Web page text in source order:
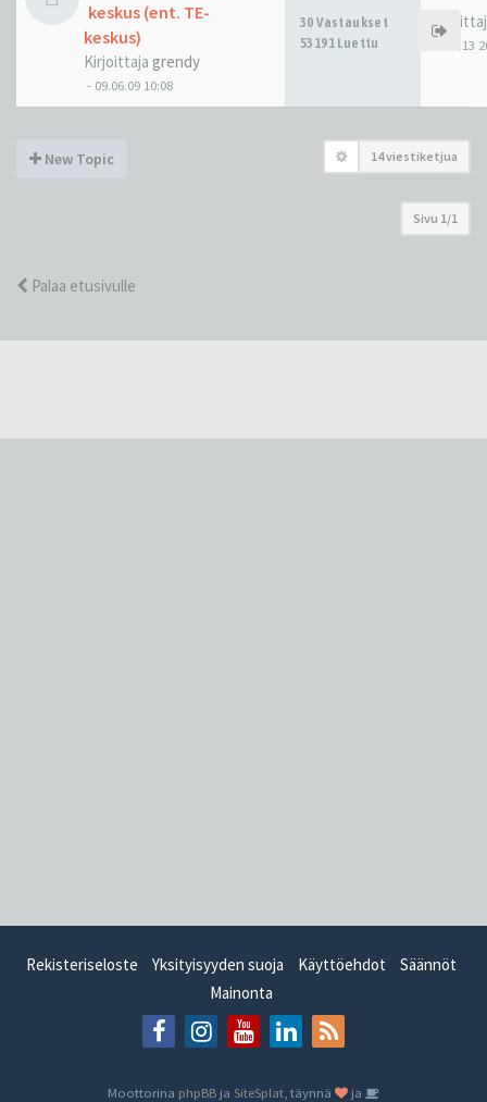
keskus (ent. TE-
keskus)
Kirjoittaja grendy
- 09.06.09 10:08
30 Vastaukset
53191 Luettu
21.08.13
New Topic 14 viestiketjua
Sivu 1/1
Palaa etusivulle
Rekisteriseloste Yksityisyyden suoja Käyttöehdot
Säännöt
Mainonta
Moottorina phpBB ja SiteSplat , täynnä
ja